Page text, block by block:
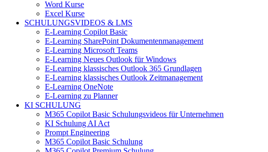
Word Kurse
Excel Kurse
SCHULUNGSVIDEOS & LMS
E-Learning Copilot Basic
E-Learning SharePoint Dokumentenmanagement
E-Learning Microsoft Teams
E-Learning Neues Outlook für Windows
E-Learning klassisches Outlook 365 Grundlagen
E-Learning klassisches Outlook Zeitmanagement
E-Learning OneNote
E-Learning zu Planner
KI SCHULUNG
M365 Copilot Basic Schulungsvideos für Unternehmen
KI Schulung AI Act
Prompt Engineering
M365 Copilot Basic Schulung